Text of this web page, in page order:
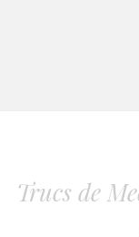
Trucs de